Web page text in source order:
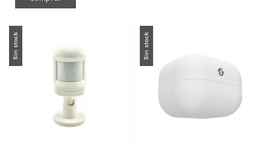
Sin stock Sin stock